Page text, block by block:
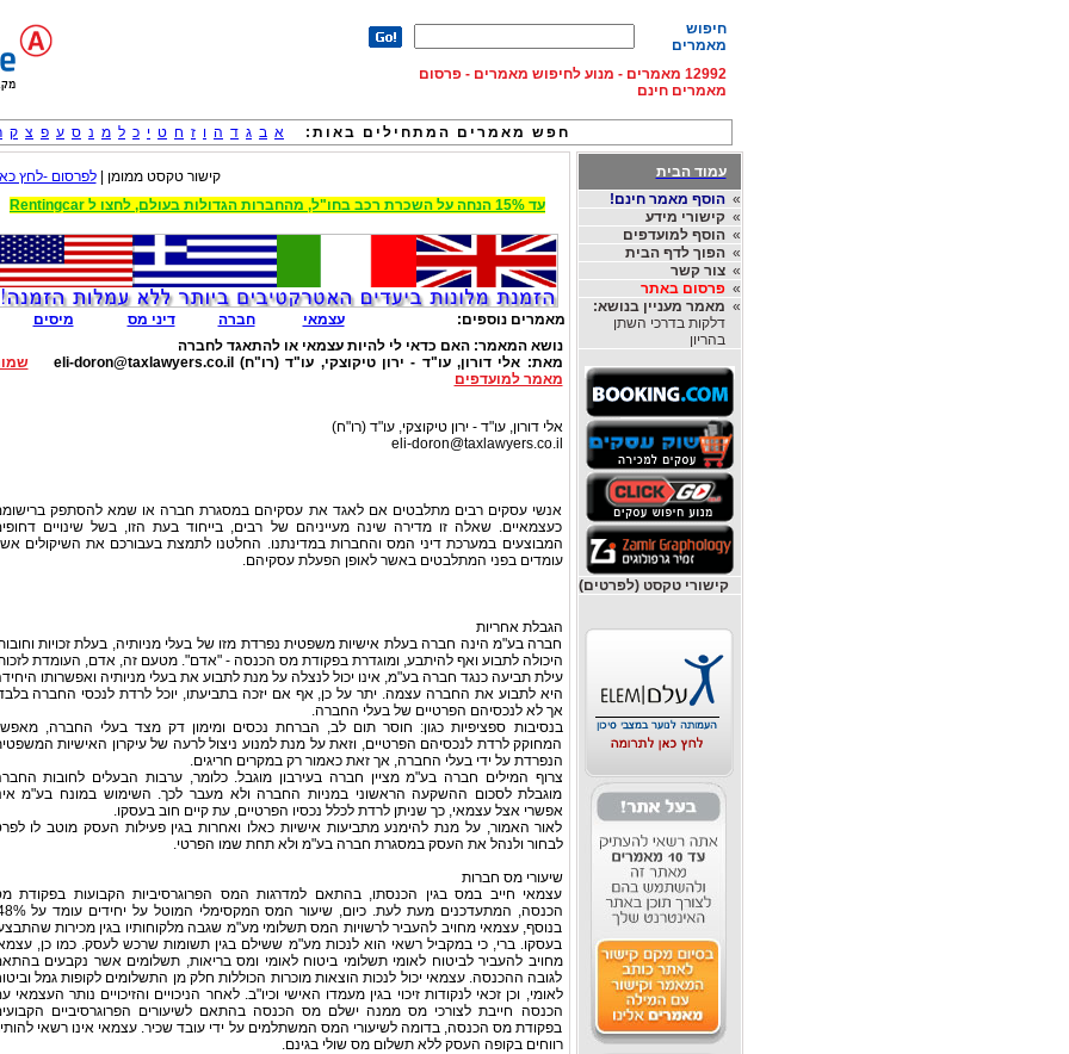
חיפוש
מאמרים
12992 מאמרים - מנוע לחיפוש מאמרים - פרסום
מאמרים חינם
חפש מאמרים המתחילים באות: א ב ג ד ה ו ז ח ט י כ ל מ נ ס ע פ צ ק
עמוד הבית
»הוסף מאמר חינם!
»קישורי מידע
»הוסף למועדפים
»הפוך לדף הבית
»צור קשר
»פרסום באתר
» מאמר מעניין בנושא:
דלקות בדרכי השתן
בהריון
קישורי טקסט (לפרטים)
קישור טקסט ממומן |לפרסום -לחץ
עד 15% הנחה על השכרת רכב בחו"ל, מהחברות הגדולות בעולם, לחצו ל Rentingcar
מאמרים נוספים: עצמאי חברה דיני מס
מיסים
נושא המאמר:האם כדאי לי להיות עצמאי או להתאגד לחברה
מאת: אלי דורון, עו"ד - ירון טיקוצקי, עו"ד (רו"ח) eli-doron@taxlawyers.co.il
מאמר למועדפים
אלי דורון, עו"ד - ירון טיקוצקי, עו"ד (רו"ח)
eli-doron@taxlawyers.co.il
אנשי עסקים רבים מתלבטים אם לאגד את עסקיהם במסגרת חברה או שמא להסתפק
כעצמאיים. שאלה זו מדירה שינה מעייניהם של רבים, בייחוד בעת הזו, בשל שינויים
המבוצעים במערכת דיני המס והחברות במדינתנו. החלטנו לתמצת בעבורכם את השיקולים
עומדים בפני המתלבטים באשר לאופן הפעלת עסקיהם.
הגבלת אחריות
חברה בע"מ הינה חברה בעלת אישיות משפטית נפרדת מזו של בעלי מניותיה, בעלת זכויות
היכולה לתבוע ואף להיתבע, ומוגדרת בפקודת מס הכנסה - "אדם". מטעם זה, אדם, העומדת
עילת תביעה כנגד חברה בע"מ, אינו יכול לנצלה על מנת לתבוע את בעלי מניותיה ואפשרותו
היא לתבוע את החברה עצמה. יתר על כן, אף אם יזכה בתביעתו, יוכל לרדת לנכסי החברה
אך לא לנכסיהם הפרטיים של בעלי החברה.
בנסיבות ספציפיות כגון: חוסר תום לב, הברחת נכסים ומימון דק מצד בעלי החברה,
המחוקק לרדת לנכסיהם הפרטיים, וזאת על מנת למנוע ניצול לרעה של עיקרון האישיות
הנפרדת על ידי בעלי החברה, אך זאת כאמור רק במקרים חריגים.
צרוף המילים חברה בע"מ מציין חברה בעירבון מוגבל. כלומר, ערבות הבעלים לחובות
מוגבלת לסכום ההשקעה הראשוני במניות החברה ולא מעבר לכך. השימוש במונח בע"מ
אפשרי אצל עצמאי, כך שניתן לרדת לכלל נכסיו הפרטיים, עת קיים חוב בעסקו.
לאור האמור, על מנת להימנע מתביעות אישיות כאלו ואחרות בגין פעילות העסק מוטב לו
לבחור ולנהל את העסק במסגרת חברה בע"מ ולא תחת שמו הפרטי.
שיעורי מס חברות
עצמאי חייב במס בגין הכנסתו, בהתאם למדרגות המס הפרוגרסיביות הקבועות בפקודת
בנוסף, עצמאי מחויב להעביר לרשויות המס תשלומי מע"מ שגבה מלקוחותיו בגין מכירות
בעסקו. ברי, כי במקביל רשאי הוא לנכות מע"מ ששילם בגין תשומות שרכש לעסק. כמו כן,
מחויב להעביר לביטוח לאומי תשלומי ביטוח לאומי ומס בריאות, תשלומים אשר נקבעים
לגובה ההכנסה. עצמאי יכול לנכות הוצאות מוכרות הכוללות חלק מן התשלומים לקופות גמל
לאומי, וכן זכאי לנקודות זיכוי בגין מעמדו האישי וכיו"ב. לאחר הניכויים והזיכויים נותר העצמאי
הכנסה חייבת לצורכי מס ממנה ישלם מס הכנסה בהתאם לשיעורים הפרוגרסיביים
בפקודת מס הכנסה, בדומה לשיעורי המס המשתלמים על ידי עובד שכיר. עצמאי אינו רשאי
רווחים בקופה העסק ללא תשלום מס שולי בגינם.